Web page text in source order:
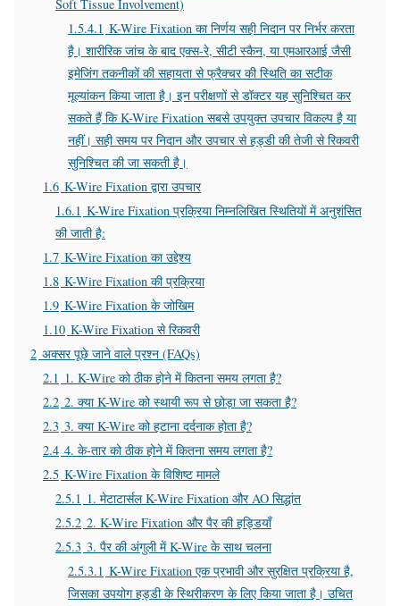
Soft Tissue Involvement)
1.5.4.1 K-Wire Fixation का निर्णय सही निदान पर निर्भर करता
है। शारीरिक जांच के बाद एक्स-रे, सीटी स्कैन, या एमआरआई जैसी
इमेजिंग तकनीकों की सहायता से फ्रैक्चर की स्थिति का सटीक
मूल्यांकन किया जाता है। इन परीक्षणों से डॉक्टर यह सुनिश्चित कर
सकते हैं कि K-Wire Fixation सबसे उपयुक्त उपचार विकल्प है या
नहीं। सही समय पर निदान और उपचार से हड्डी की तेजी से रिकवरी
सुनिश्चित की जा सकती है।
1.6 K-Wire Fixation द्वारा उपचार
1.6.1 K-Wire Fixation प्रक्रिया निम्नलिखित स्थितियों में अनुशंसित
की जाती है:
1.7 K-Wire Fixation का उद्देश्य
1.8 K-Wire Fixation की प्रक्रिया
1.9 K-Wire Fixation के जोखिम
1.10 K-Wire Fixation से रिकवरी
2 अक्सर पूछे जाने वाले प्रश्न (FAQs)
2.1 1. K-Wire को ठीक होने में कितना समय लगता है?
2.2 2. क्या K-Wire को स्थायी रूप से छोड़ा जा सकता है?
2.3 3. क्या K-Wire को हटाना दर्दनाक होता है?
2.4 4. के-तार को ठीक होने में कितना समय लगता है?
2.5 K-Wire Fixation के विशिष्ट मामले
2.5.1 1. मेटाटार्सल K-Wire Fixation और AO सिद्धांत
2.5.2 2. K-Wire Fixation और पैर की हड्डियाँ
2.5.3 3. पैर की अंगुली में K-Wire के साथ चलना
2.5.3.1 K-Wire Fixation एक प्रभावी और सुरक्षित प्रक्रिया है,
जिसका उपयोग हड्डी के स्थिरीकरण के लिए किया जाता है। उचित